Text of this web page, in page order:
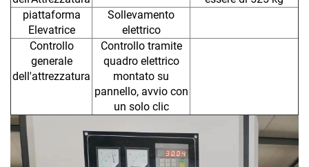
piattaforma
Elevatrice
Sollevamento
elettrico
Controllo
generale
dell'attrezzatura
Controllo tramite
quadro elettrico
montato su
pannello, avvio con
un solo clic